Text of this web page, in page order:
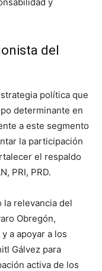
y
del
política que
determinante en
a este segmento
la participación
el respaldo
PRI, PRD.
la relevancia del
Obregón,
a apoyar a los
Gálvez para
activa de los